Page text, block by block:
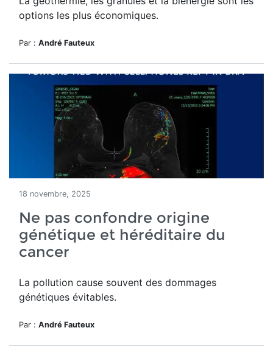
options les plus économiques.
Par : André Fauteux
18 novembre, 2025
Ne pas confondre origine
génétique et héréditaire du
cancer
La pollution cause souvent des dommages
génétiques évitables.
Par : André Fauteux